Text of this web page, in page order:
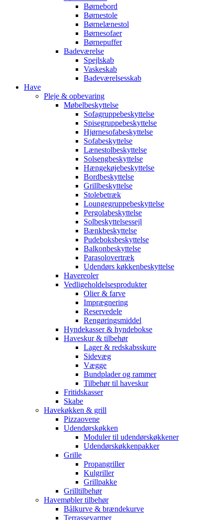
Børnebord
Børnestole
Børnelænestol
Børnesofaer
Børnepuffer
Badeværelse
Spejlskab
Vaskeskab
Badeværelsesskab
Have
Pleje & opbevaring
Møbelbeskyttelse
Sofagruppebeskyttelse
Spisegruppebeskyttelse
Hjørnesofabeskyttelse
Sofabeskyttelse
Lænestolbeskyttelse
Solsengbeskyttelse
Hængekøjebeskyttelse
Bordbeskyttelse
Grillbeskyttelse
Stolebetræk
Loungegruppebeskyttelse
Pergolabeskyttelse
Solbeskyttelsessejl
Bænkbeskyttelse
Pudeboksbeskyttelse
Balkonbeskyttelse
Parasolovertræk
Udendørs køkkenbeskyttelse
Havereoler
Vedligeholdelsesprodukter
Olier & farve
Imprægnering
Reservedele
Rengøringsmiddel
Hyndekasser & hyndebokse
Haveskur & tilbehør
Lager & redskabsskure
Sidevæg
Vægge
Bundplader og rammer
Tilbehør til haveskur
Fritidskasser
Skabe
Havekøkken & grill
Pizzaovene
Udendørskøkken
Moduler til udendørskøkkener
Udendørskøkkenpakker
Grille
Propangriller
Kulgriller
Grillpakke
Grilltilbehør
Havemøbler tilbehør
Bålkurve & brændekurve
Terrassevarmer